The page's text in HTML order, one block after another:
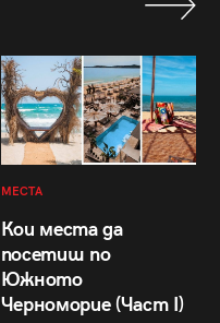
МЕСТА
Кои места да
посетиш по
Южното
Черноморие (Част I)